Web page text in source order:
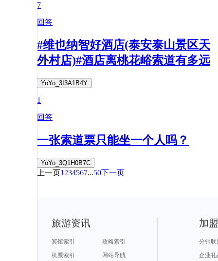
7
回答
#维也纳智好酒店(泰安泰山景区天
外村店)#酒店离桃花峪索道有多远
YoYo_3I3A1B4Y
1
回答
一张索道票只能坐一个人吗？
YoYo_3Q1H0B7C
上一页1 234567...50下一页
旅游资讯
宾馆索引
攻略索引
机票索引
网站导航
加
分销联
企业礼